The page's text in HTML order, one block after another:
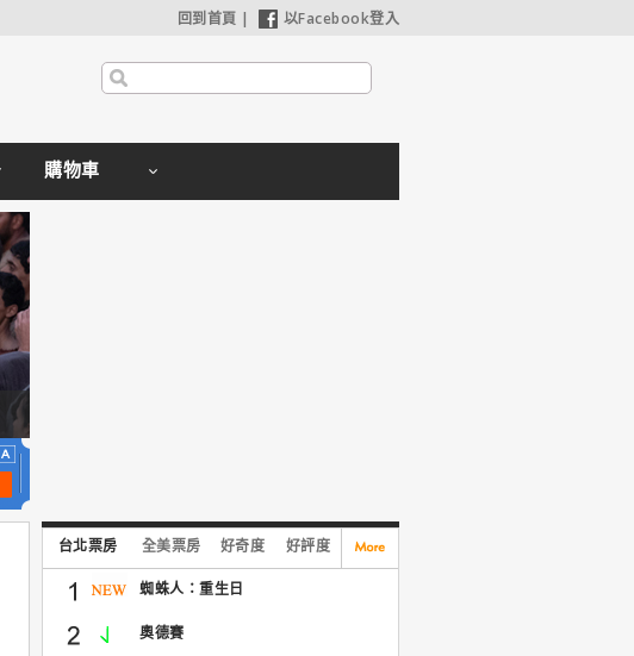
回到首頁 | 以Facebook登入
購物車
台北票房 全美票房 好奇度 好評度
蜘蛛人：重生日
奧德賽